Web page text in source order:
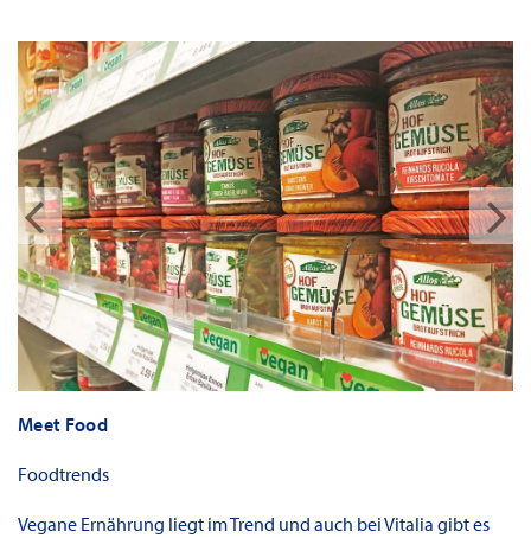
Meet Food
Foodtrends
Vegane Ernährung liegt im Trend und auch bei Vitalia gibt es